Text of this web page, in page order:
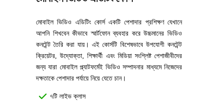
মোবাইল ভিডিও এডিটিং কোর্স একটি পেশাদার প্রশিক্ষণ যেখানে
আপনি শিখবেন কীভাবে স্মার্টফোন ব্যবহার করে উচ্চমানের ভিডিও
কনটেন্ট তৈরি করা যায়। এই কোর্সটি বিশেষভাবে উপযোগী কনটেন্ট
ক্রিয়েটর, উদ্যোক্তা, শিক্ষার্থী এবং মিডিয়া সংশ্লিষ্ট পেশাজীবীদের
জন্য যারা মোবাইল প্ল্যাটফর্মেই ভিডিও সম্পাদনার মাধ্যমে নিজেদের
দক্ষতাকে পেশাদার পর্যায়ে নিয়ে যেতে চান।
৭টি লাইভ ক্লাস